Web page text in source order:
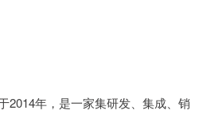
2014年，是一家集研发、集成、销